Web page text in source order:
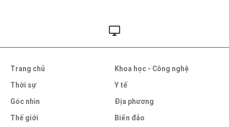
Trang chủ
Thời sự
Góc nhìn
Thế giới
Khoa học - Công nghệ
Y tế
Địa phương
Biển đảo